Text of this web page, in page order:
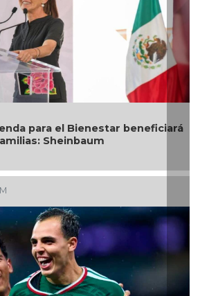
el Bienestar beneficiará
Sheinbaum
DIF